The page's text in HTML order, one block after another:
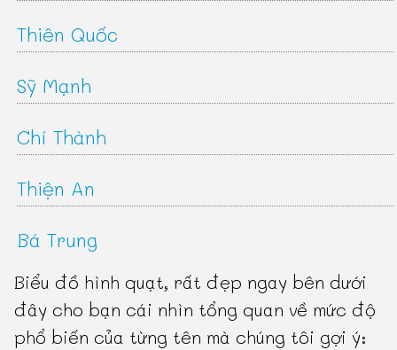
Thiên Quốc
Sỹ Mạnh
Chí Thành
Thiện An
Bá Trung
Biểu đồ hình quạt, rất đẹp ngay bên dưới
đây cho bạn cái nhìn tổng quan về mức độ
phổ biến của từng tên mà chúng tôi gợi ý: